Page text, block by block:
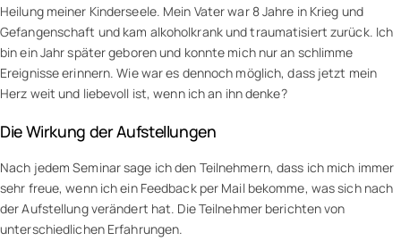
Heilung meiner Kinderseele. Mein Vater war 8 Jahre in Krieg und
Gefangenschaft und kam alkoholkrank und traumatisiert zurück. Ich
bin ein Jahr später geboren und konnte mich nur an schlimme
Ereignisse erinnern. Wie war es dennoch möglich, dass jetzt mein
Herz weit und liebevoll ist, wenn ich an ihn denke?
Die Wirkung der Aufstellungen
Nach jedem Seminar sage ich den Teilnehmern, dass ich mich immer
sehr freue, wenn ich ein Feedback per Mail bekomme, was sich nach
der Aufstellung verändert hat. Die Teilnehmer berichten von
unterschiedlichen Erfahrungen.